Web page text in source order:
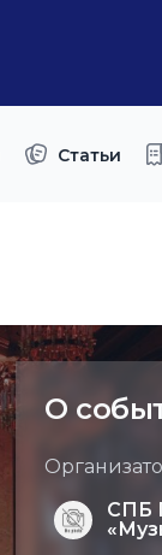
Статьи
О
СПБ